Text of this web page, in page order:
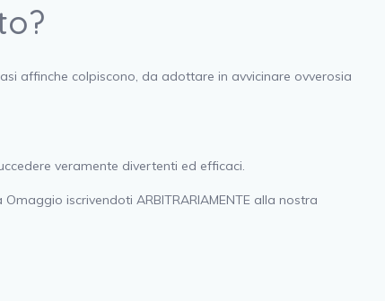
affinche colpiscono, da adottare in avvicinare ovverosia
veramente divertenti ed efficaci.
iscrivendoti ARBITRARIAMENTE alla nostra